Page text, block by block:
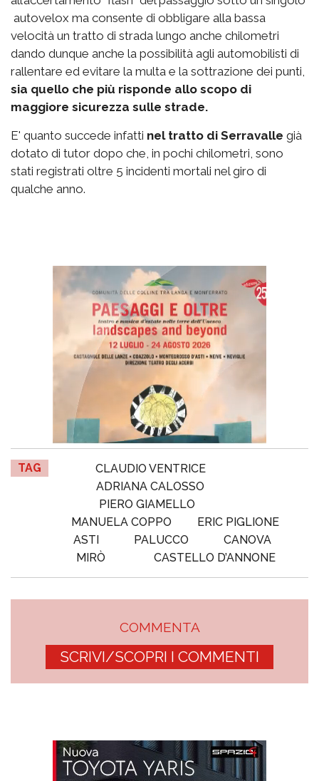
autovelox ma consente di obbligare alla bassa
velocità un tratto di strada lungo anche chilometri
dando dunque anche la possibilità agli automobilisti di
rallentare ed evitare la multa e la sottrazione dei punti,
sia quello che più risponde allo scopo di
maggiore sicurezza sulle strade.
E' quanto succede infatti nel tratto di Serravalle già
dotato di tutor dopo che, in pochi chilometri, sono
stati registrati oltre 5 incidenti mortali nel giro di
qualche anno.
TAG
CLAUDIO VENTRICE
ADRIANA CALOSSO
PIERO GIAMELLO
MANUELA COPPO
ERIC PIGLIONE
ASTI
PALUCCO
CANOVA
MIRÒ
CASTELLO D’ANNONE
COMMENTA
SCRIVI/SCOPRI I COMMENTI